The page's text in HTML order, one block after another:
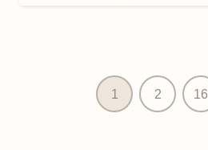
1 2 16